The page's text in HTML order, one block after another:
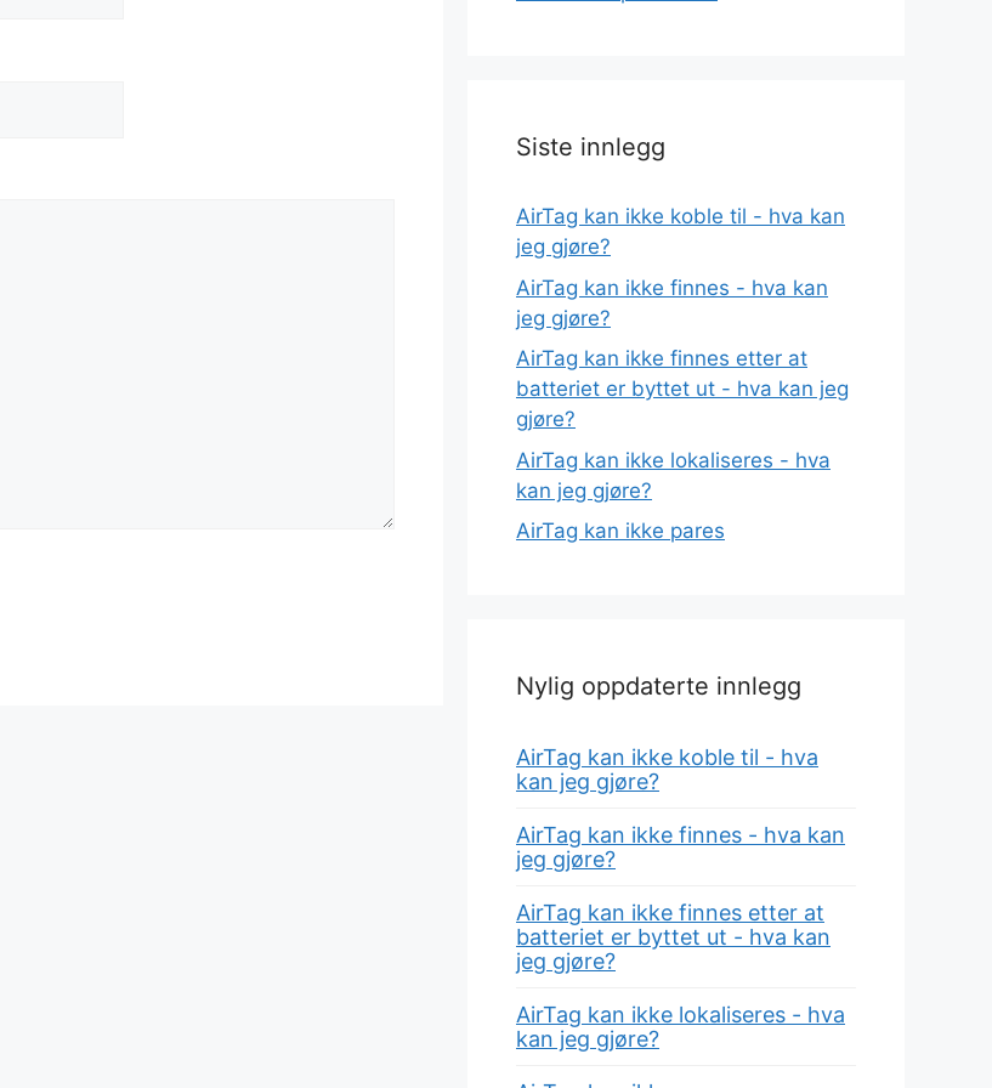
Siste innlegg
AirTag kan ikke koble til - hva kan
jeg gjøre?
AirTag kan ikke finnes - hva kan
jeg gjøre?
AirTag kan ikke finnes etter at
batteriet er byttet ut - hva kan jeg
gjøre?
AirTag kan ikke lokaliseres - hva
kan jeg gjøre?
AirTag kan ikke pares
Nylig oppdaterte innlegg
AirTag kan ikke koble til - hva
kan jeg gjøre?
AirTag kan ikke finnes - hva kan
jeg gjøre?
AirTag kan ikke finnes etter at
batteriet er byttet ut - hva kan
jeg gjøre?
AirTag kan ikke lokaliseres - hva
kan jeg gjøre?